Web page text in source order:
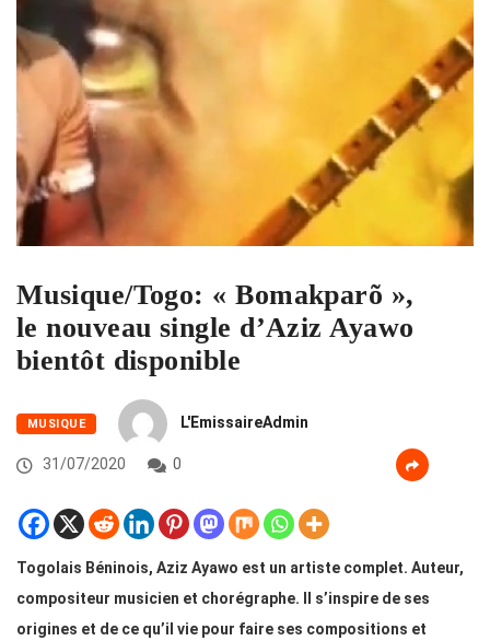
Musique/Togo: « Bomakparõ »,
le nouveau single d’Aziz Ayawo
bientôt disponible
MUSIQUE L'EmissaireAdmin
31/07/2020 0
Togolais Béninois, Aziz Ayawo est un artiste complet. Auteur,
compositeur musicien et chorégraphe. Il s’inspire de ses
origines et de ce qu’il vie pour faire ses compositions et